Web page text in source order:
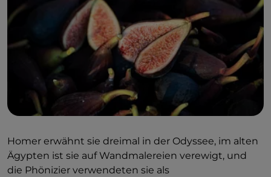
Homer erwähnt sie dreimal in der Odyssee, im alten
Ägypten ist sie auf Wandmalereien verewigt, und
die Phönizier verwendeten sie als